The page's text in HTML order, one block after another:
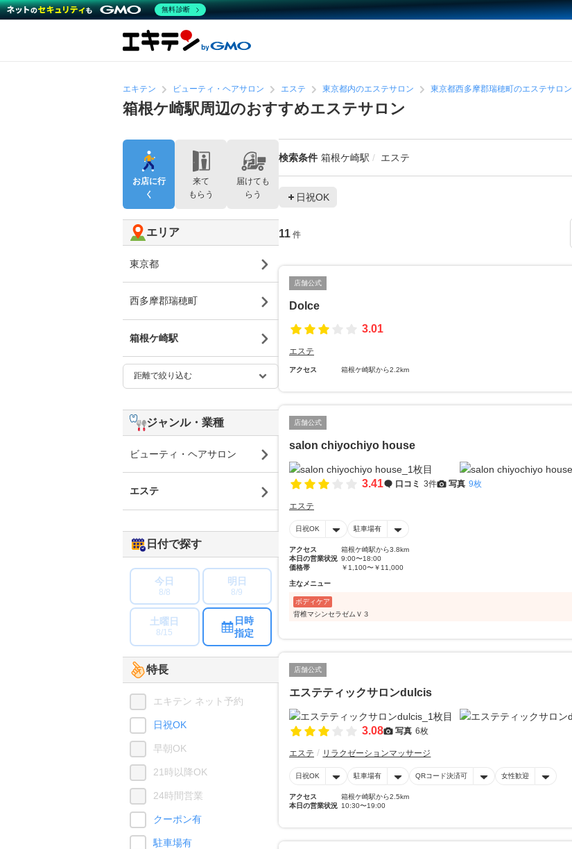
エキテン ビューティ・ヘアサロン エステ 東京都内のエステサロン 東京都西多摩郡瑞穂町のエステサロン
箱根ケ崎駅周辺のおすすめエステサロン
検索条件 箱根ケ崎駅 エステ
日祝OK
11 件
店舗公式
Dolce
3.01
エステ
アクセス 箱根ケ崎駅から2.2km
店舗公式
salon chiyochiyo house
3.41 口コミ 3件 写真 9枚
エステ
日祝OK 駐車場有
アクセス
箱根ケ崎駅から3.8km
本日の営業状況 9:00〜18:00
価格帯
￥1,100〜￥11,000
主なメニュー
ボディケア
背椎マシンセラゼムＶ３
店舗公式
エステティックサロンdulcis
3.08 写真 6枚
エステ リラクゼーションマッサージ
日祝OK 駐車場有 QRコード決済可 女性歓迎
アクセス
箱根ケ崎駅から2.5km
本日の営業状況 10:30〜19:00
お店に行
く
来て
もらう
届けても
らう
エリア
東京都
西多摩郡瑞穂町
箱根ケ崎駅
ジャンル・業種
ビューティ・ヘアサロン
エステ
日付で探す
今日
8/8
明日
8/9
土曜日
8/15
日時
指定
特長
エキテン ネット予約
日祝OK
早朝OK
21時以降OK
24時間営業
クーポン有
駐車場有
無料診断